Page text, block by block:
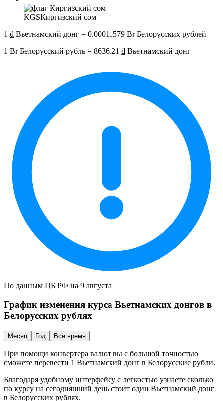
KGSКиргизский сом
1 ₫ Вьетнамский донг = 0.00011579 Br Белорусских рублей
1 Br Белорусский рубль = 8636.21 ₫ Вьетнамский донг
По данным ЦБ РФ на 9 августа
График изменения курса Вьетнамских донгов в
Белорусских рублях
Месяц Год Все время
При помощи конвертера валют вы с большой точностью
сможете перевести 1 Вьетнамский донг в Белорусские рубли.
Благодаря удобному интерфейсу с легкостью узнаете сколько
по курсу на сегодняшний день стоит один Вьетнамский донг
в Белорусских рублях.